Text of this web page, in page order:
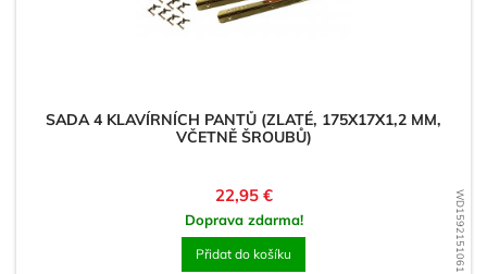
WD1592151061
SADA 4 KLAVÍRNÍCH PANTŮ (ZLATÉ, 175X17X1,2 MM,
VČETNĚ ŠROUBŮ)
Cena
22,95 €
Doprava zdarma!
Přidat do košíku